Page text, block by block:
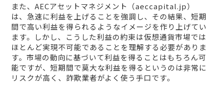
また、AECアセットマネジメント（aeccapital.jp）
は、急速に利益を上げることを強調し、その結果、短期
間で高い利益を得られるようなイメージを作り上げてい
ます。しかし、こうした利益の約束は仮想通貨市場では
ほとんど実現不可能であることを理解する必要がありま
す。市場の動向に基づいて利益を得ることはもちろん可
能ですが、短期間で莫大な利益を得るというのは非常に
リスクが高く、詐欺業者がよく使う手口です。